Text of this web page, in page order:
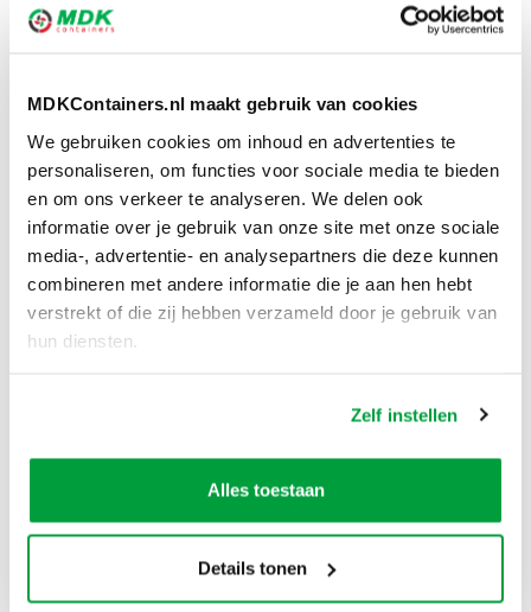
MDKContainers.nl maakt gebruik van cookies
We gebruiken cookies om inhoud en advertenties te
personaliseren, om functies voor sociale media te bieden
en om ons verkeer te analyseren. We delen ook
informatie over je gebruik van onze site met onze sociale
media-, advertentie- en analysepartners die deze kunnen
combineren met andere informatie die je aan hen hebt
verstrekt of die zij hebben verzameld door je gebruik van
hun diensten.
Zelf instellen
Alles toestaan
Details tonen
gegadigden? U kunt de spullen ook naar een
bent u ook nog eens goed bezig voor het milieu.
3. Het huisraad wegdoen
Zijn bovenstaande opties niet van toepassing voor u?
Of zijn de spullen kapot of erg versleten? Dan zit er
Een ritje naar de milieustraat
Naar de milieustraat rijden om het huisraad op te